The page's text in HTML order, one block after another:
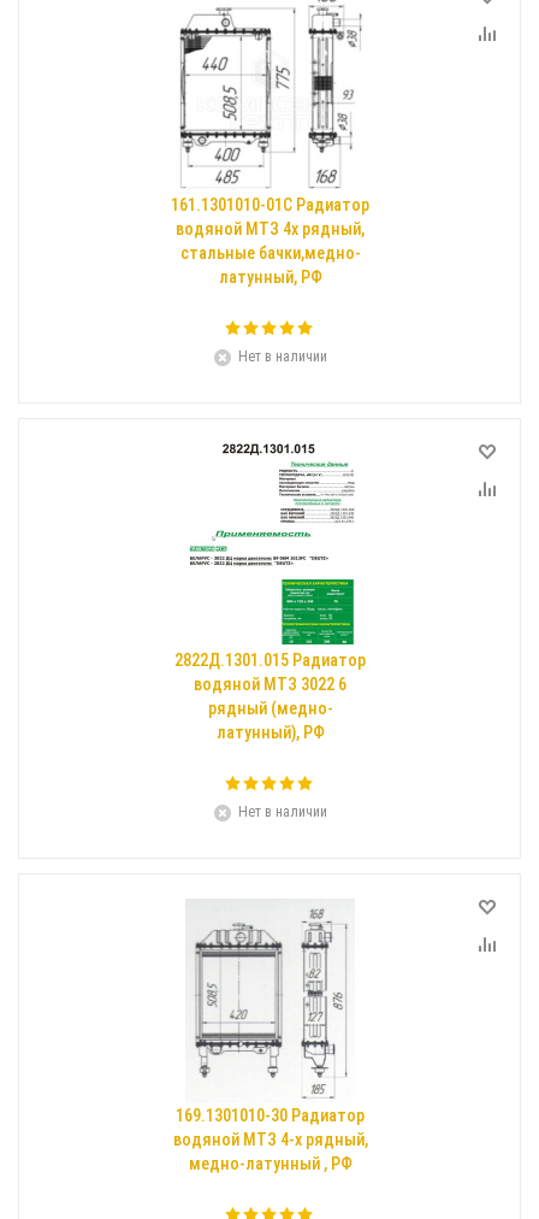
161.1301010-01С Радиатор
водяной МТЗ 4х рядный,
стальные бачки,медно-
латунный, РФ
Нет в наличии
2822Д.1301.015 Радиатор
водяной МТЗ 3022 6
рядный (медно-
латунный), РФ
Нет в наличии
169.1301010-30 Радиатор
водяной МТЗ 4-х рядный,
медно-латунный , РФ